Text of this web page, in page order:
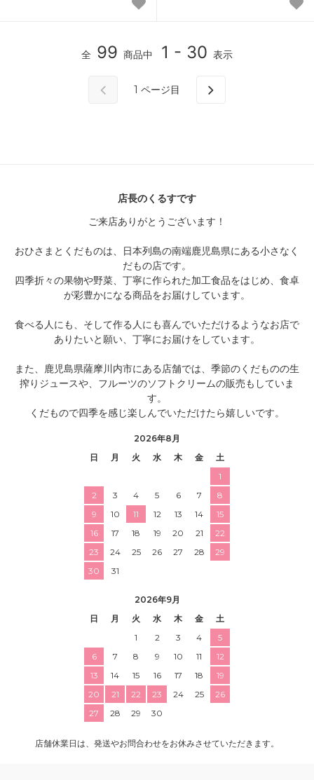
全 99 商品中 1 - 30 表示
1 ページ目
店長のくるすです
ご来店ありがとうございます！
おひさまとくだものは、日本列島の南端鹿児島県にある小さなく
だもの店です。
四季折々の果物や野菜、丁寧に作られた加工食品をはじめ、食卓
が彩豊かになる商品をお届けしています。
食べる人にも、そして作る人にも喜んでいただけるようなお店で
ありたいと願い、丁寧にお届けをしています。
また、鹿児島県薩摩川内市にある店舗では、季節のくだものの生
搾りジュースや、フルーツのソフトクリームの販売もしていま
す。
くだもので四季を感じ楽しんでいただけたら嬉しいです。
2026年8月
日
月 火 水 木 金
土
1
2
3 4 5 6 7
8
9
10 11 12 13 14
15
16
17 18 19 20 21
22
23
24 25 26 27 28
29
30
31
2026年9月
日
月 火 水 木 金
土
1
2 3 4
5
6
7 8 9 10 11
12
13
14 15 16 17 18
19
20
21 22 23 24 25
26
27
28 29 30
店舗休業日は、発送やお問合わせをお休みさせていただきます。